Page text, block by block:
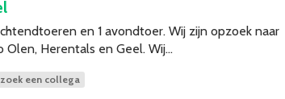
en 1 avondtoer. Wij zijn opzoek naar
Olen, Herentals en Geel. Wij…
zoek een collega